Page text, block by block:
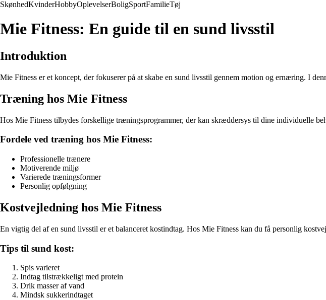
SkønhedKvinderHobbyOplevelserBoligSportFamilieTøj
Mie Fitness: En guide til en sund livsstil
Introduktion
Mie Fitness er et koncept, der fokuserer på at skabe en sund livsstil gennem motion og ernæring. I
Træning hos Mie Fitness
Hos Mie Fitness tilbydes forskellige træningsprogrammer, der kan skræddersys til dine individuelle
Fordele ved træning hos Mie Fitness:
Professionelle trænere
Motiverende miljø
Varierede træningsformer
Personlig opfølgning
Kostvejledning hos Mie Fitness
En vigtig del af en sund livsstil er et balanceret kostindtag. Hos Mie Fitness kan du få personlig
Tips til sund kost:
Spis varieret
Indtag tilstrækkeligt med protein
Drik masser af vand
Mindsk sukkerindtaget